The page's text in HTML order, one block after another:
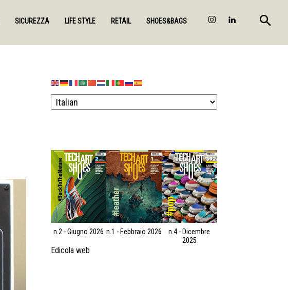
SICUREZZA LIFE STYLE RETAIL SHOES&BAGS
n.2 - Giugno 2026 n.1 - Febbraio 2026
n.4 - Dicembre
2025
Edicola web